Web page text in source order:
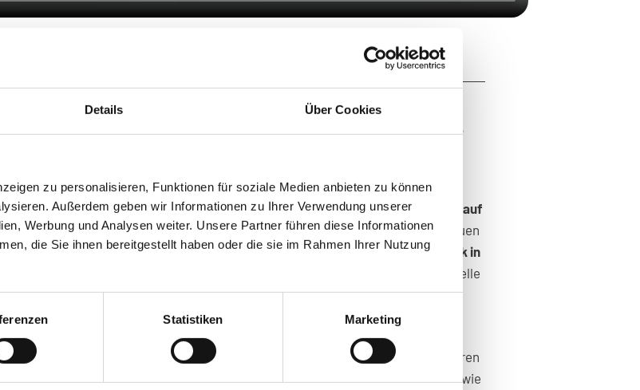
Details Über Cookies
zu personalisieren, Funktionen für soziale Medien anbieten zu können
Außerdem geben wir Informationen zu Ihrer Verwendung unserer
Werbung und Analysen weiter. Unsere Partner führen diese Informationen
die Sie ihnen bereitgestellt haben oder die sie im Rahmen Ihrer Nutzung
Statistiken Marketing
08.07.2026
Neuer Standort in Essen – Radiologie MED jetzt auf
Radiologie MED erweitert ihr Praxisnetzwerk in Essen.Ab sofort
begrüßen wir Sie an unserem neuen Standort in derHenricistraße 40 auf
dem Gelände der Kliniken Essen-Mitte. Mit der Eröffnung unserer neuen
Praxis bauen wir unser Angebot für moderneradiologische Diagnostik in
weiter aus und schaffen zusätzliche Kapazitäten für eine schnelle
und hochwertige Patientenversorgung.
An unserem neuen Standort bieten wir das gesamte Spektrum der
Schnittbilddiagnostik Mammographie. Dazu gehören
sowie